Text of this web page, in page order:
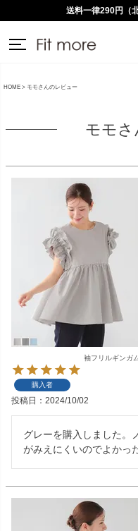
送料一律290円（
HOME モモさんのレビュー
モモさ
袖フリルギンガ
購入者
投稿日 2024/10/02
グレーを購入しました。
がみえにくいのでよかっ